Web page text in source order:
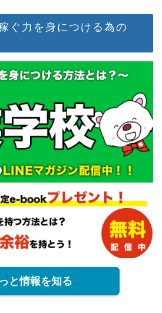
ぐ力を身につける為の
と情報を知る